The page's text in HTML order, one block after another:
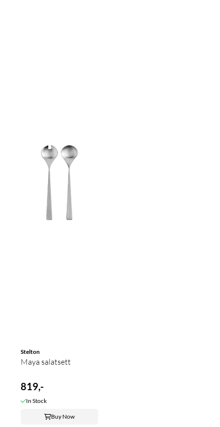
Stelton
Maya salatsett
819,-
In Stock
Buy Now